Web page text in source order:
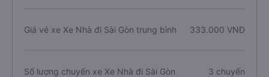
Giá vé xe Xe Nhà đi Sài Gòn trung bình 333.000 VNĐ
Số lượng chuyến xe Xe Nhà đi Sài Gòn 3 chuyến